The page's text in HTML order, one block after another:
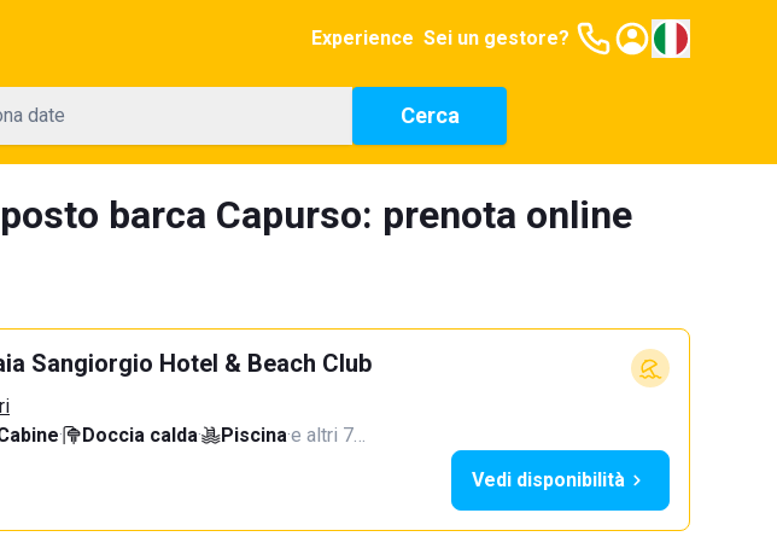
Experience Sei un gestore?
date Cerca
barca Capurso: prenota online
Sangiorgio Hotel & Beach Club
· Doccia calda· Piscina·e altri 7…
Vedi disponibilità